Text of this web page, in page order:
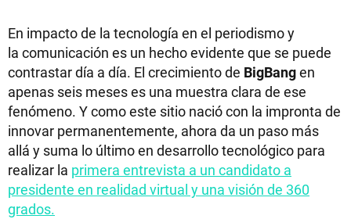
En impacto de la tecnología en el periodismo y
la comunicación es un hecho evidente que se puede
contrastar día a día. El crecimiento de BigBangen
apenas seis meses es una muestra clara de ese
fenómeno. Y como este sitio nació con la impronta de
innovar permanentemente, ahora da un paso más
allá y suma lo último en desarrollo tecnológico para
realizar la primera entrevista a un candidato a
presidente en realidad virtual y una visión de 360
grados.